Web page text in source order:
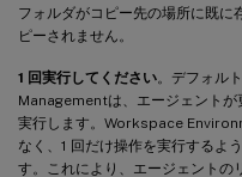
フォルダがコピー先の場所に既に
ピーされません。
1 回実行してください。デフォル
Managementは、エージェントが
実行します。Workspace
なく、1 回だけ操作を実行するよ
す。これにより、エージェントの